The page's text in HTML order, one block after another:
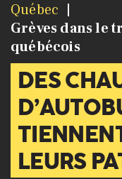
Québec
Grèves dans le
québécois
DES
LEURS